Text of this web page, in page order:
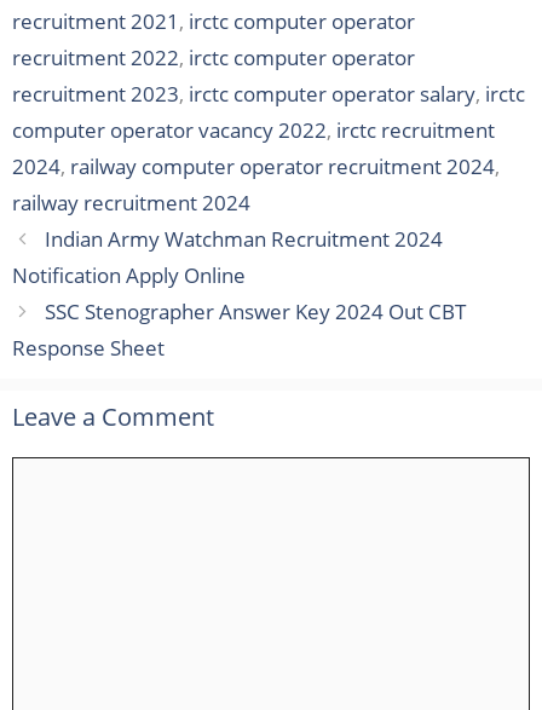
recruitment 2021 , irctc computer operator
recruitment 2022, irctc computer operator
recruitment 2023, irctc computer operator salary, irctc
computer operator vacancy 2022, irctc recruitment
2024, railway computer operator recruitment 2024,
railway recruitment 2024
Indian Army Watchman Recruitment 2024
Notification Apply Online
SSC Stenographer Answer Key 2024 Out CBT
Response Sheet
Leave a Comment